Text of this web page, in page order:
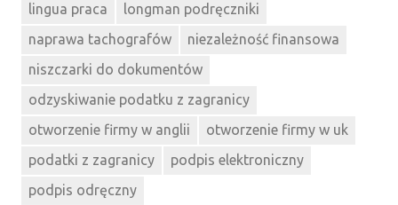
lingua praca
longman podręczniki
naprawa tachografów
niezależność finansowa
niszczarki do dokumentów
odzyskiwanie podatku z zagranicy
otworzenie firmy w anglii
otworzenie firmy w uk
podatki z zagranicy
podpis elektroniczny
podpis odręczny